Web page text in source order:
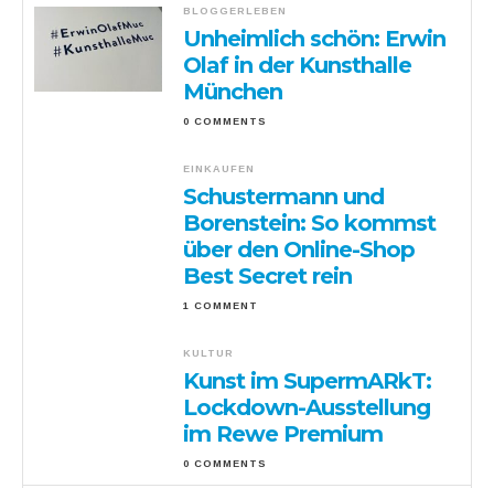
BLOGGERLEBEN
Unheimlich schön: Erwin
Olaf in der Kunsthalle
München
0 COMMENTS
EINKAUFEN
Schustermann und
Borenstein: So kommst
über den Online-Shop
Best Secret rein
1 COMMENT
KULTUR
Kunst im SupermARkT:
Lockdown-Ausstellung
im Rewe Premium
0 COMMENTS